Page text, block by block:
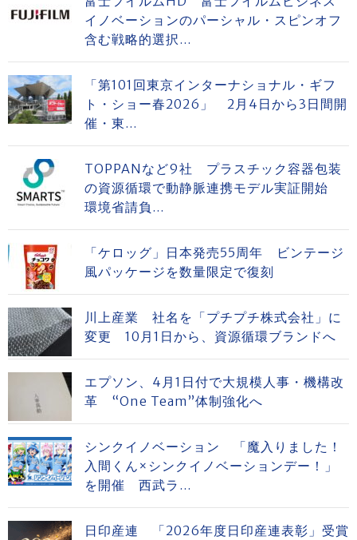
イノベーションのパーシャル・スピンオフ
含む戦略的選択...
「第101回東京インターナショナル・ギフ
ト・ショー春2026」 2月4日から3日間開
催・東...
TOPPANなど9社 プラスチック容器包装
の資源循環で動静脈連携モデル実証開始
環境省請負...
「ケロッグ」日本発売55周年 ビンテージ
風パッケージを数量限定で復刻
川上産業 社名を「プチプチ株式会社」に
変更 10月1日から、資源循環ブランドへ
エプソン、4月1日付で大規模人事・機構改
革 “One Team”体制強化へ
シンクイノベーション 「魔入りました！
入間くん×シンクイノベーションデー！」
を開催 西武ラ...
日印産連 「2026年度日印産連表彰」受賞